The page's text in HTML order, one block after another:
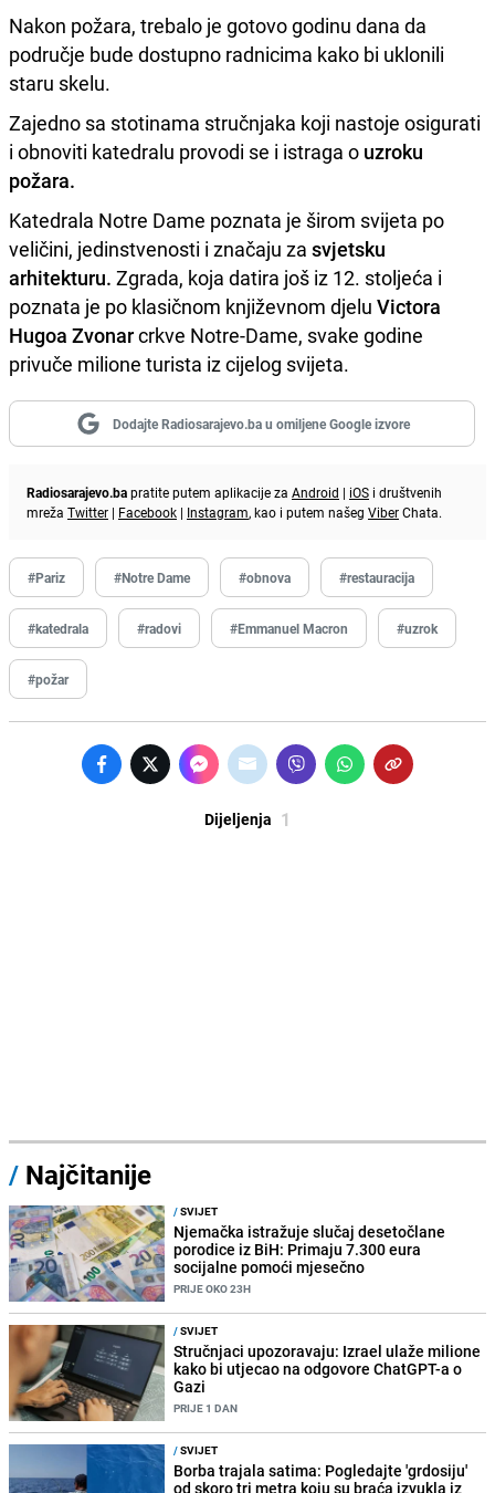
Nakon požara, trebalo je gotovo godinu dana da
područje bude dostupno radnicima kako bi uklonili
staru skelu.
Zajedno sa stotinama stručnjaka koji nastoje osigurati
i obnoviti katedralu provodi se i istraga o uzroku
požara.
Katedrala Notre Dame poznata je širom svijeta po
veličini, jedinstvenosti i značaju za svjetsku
arhitekturu. Zgrada, koja datira još iz 12. stoljeća i
poznata je po klasičnom književnom djelu Victora
Hugoa Zvonarcrkve Notre-Dame, svake godine
privuče milione turista iz cijelog svijeta.
Dodajte Radiosarajevo.ba u omiljene Google izvore
Radiosarajevo.bapratite putem aplikacije za Android | iOS i društvenih
mreža Twitter | Facebook | Instagram, kao i putem našeg ViberChata.
#Pariz #Notre Dame #obnova #restauracija
#katedrala #radovi #Emmanuel Macron #uzrok
#požar
Dijeljenja 1
/ Najčitanije
/SVIJET
Njemačka istražuje slučaj desetočlane
porodice iz BiH: Primaju 7.300 eura
socijalne pomoći mjesečno
PRIJE OKO 23H
/SVIJET
Stručnjaci upozoravaju: Izrael ulaže milione
kako bi utjecao na odgovore ChatGPT-a o
Gazi
PRIJE 1 DAN
/SVIJET
Borba trajala satima: Pogledajte 'grdosiju'
od skoro tri metra koju su braća izvukla iz